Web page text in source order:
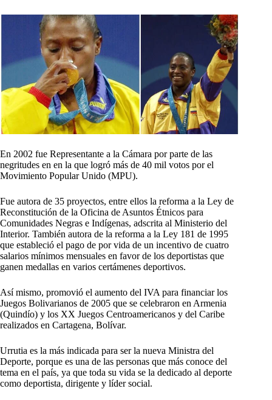
En 2002 fue Representante a la Cámara por parte de las
negritudes en en la que logró más de 40 mil votos por el
Movimiento Popular Unido (MPU).
Fue autora de 35 proyectos, entre ellos la reforma a la Ley de
Reconstitución de la Oficina de Asuntos Étnicos para
Comunidades Negras e Indígenas, adscrita al Ministerio del
Interior. También autora de la reforma a la Ley 181 de 1995
que estableció el pago de por vida de un incentivo de cuatro
salarios mínimos mensuales en favor de los deportistas que
ganen medallas en varios certámenes deportivos.
Así mismo, promovió el aumento del IVA para financiar los
Juegos Bolivarianos de 2005 que se celebraron en Armenia
(Quindío) y los XX Juegos Centroamericanos y del Caribe
realizados en Cartagena, Bolívar.
Urrutia es la más indicada para ser la nueva Ministra del
Deporte, porque es una de las personas que más conoce del
tema en el país, ya que toda su vida se la dedicado al deporte
como deportista, dirigente y líder social.